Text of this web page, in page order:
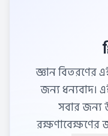
জ্ঞান বিতরণের
জন্য ধন্যবাদ।
সবার জন্য